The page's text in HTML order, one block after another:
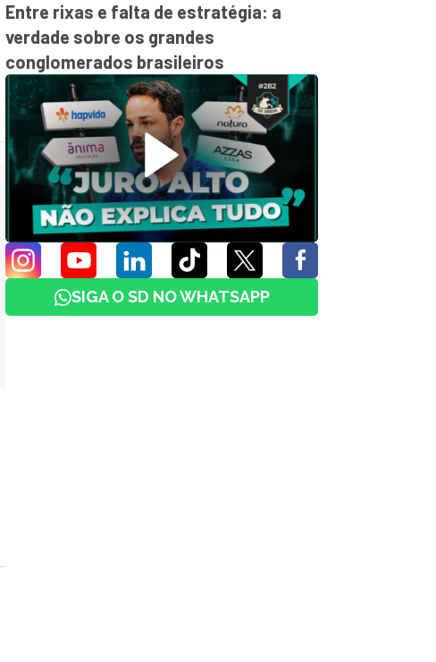
Entre rixas e falta de estratégia: a
verdade sobre os grandes
conglomerados brasileiros
SIGA O SD NO WHATSAPP